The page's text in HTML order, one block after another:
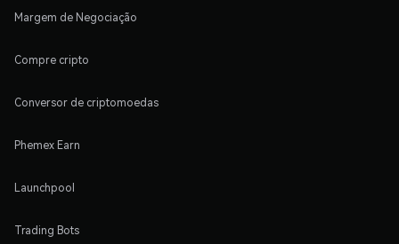
Margem de Negociação
Compre cripto
Conversor de criptomoedas
Phemex Earn
Launchpool
Trading Bots